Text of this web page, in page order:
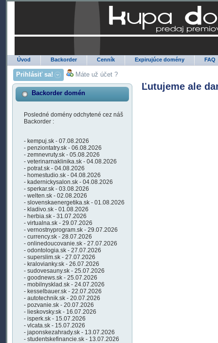
Úvod Backorder Cenník Expirujúce domény FAQ
Prihlásiť sa! Máte už účet ?
Backorder domén
Posledné domény odchytené cez náš
Backorder :
- kempuj.sk - 07.08.2026
- penziontatry.sk - 06.08.2026
- zemnevruty.sk - 05.08.2026
- veterinarnaklinika.sk - 04.08.2026
- potrat.sk - 04.08.2026
- homestudio.sk - 04.08.2026
- kadernickysalon.sk - 04.08.2026
- sperkar.sk - 03.08.2026
- welten.sk - 02.08.2026
- slovenskaenergetika.sk - 01.08.2026
- kladivo.sk - 01.08.2026
- herbia.sk - 31.07.2026
- virtualna.sk - 29.07.2026
- vernostnyprogram.sk - 29.07.2026
- currency.sk - 28.07.2026
- onlinedoucovanie.sk - 27.07.2026
- odontologia.sk - 27.07.2026
- superslim.sk - 27.07.2026
- kralovianky.sk - 26.07.2026
- sudovesauny.sk - 25.07.2026
- goodnews.sk - 25.07.2026
- mobilnysklad.sk - 24.07.2026
- kesselbauer.sk - 22.07.2026
- autotechnik.sk - 20.07.2026
- pozvanie.sk - 20.07.2026
- lieskovsky.sk - 16.07.2026
- isperk.sk - 15.07.2026
- vlcata.sk - 15.07.2026
- japonskezahrady.sk - 13.07.2026
- studentskefinancie.sk - 13.07.2026
Ľutujeme ale